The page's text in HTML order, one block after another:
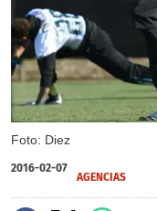
Foto: Diez
2016-02-07
AGENCIAS